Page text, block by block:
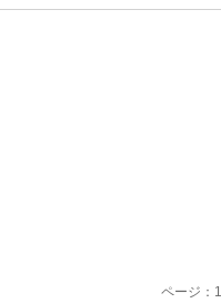
ページ：